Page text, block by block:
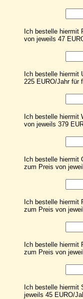
Ich bestelle hiermit
von jeweils 47
Ich bestelle hiermit
225 EURO/Jahr für
Ich bestelle hiermit
von jeweils 379
Ich bestelle hiermit
zum Preis von
Ich bestelle hiermit
zum Preis von
Ich bestelle hiermit
zum Preis von
Ich bestelle hiermit
jeweils 45 EURO/